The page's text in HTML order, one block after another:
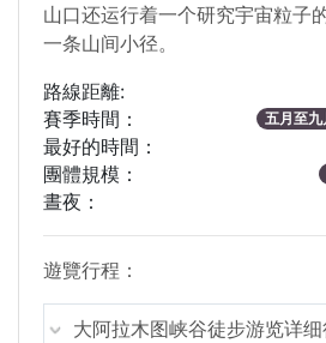
山口还运行着一个研究宇宙粒子
一条山间小径。
路線距離:
賽季時間： 五月至
最好的時間：
團體規模：
晝夜：
遊覽行程：
大阿拉木图峡谷徒步游览详